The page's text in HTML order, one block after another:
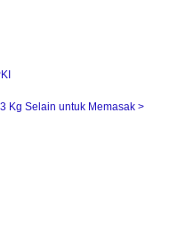
Kg Selain untuk Memasak ˃